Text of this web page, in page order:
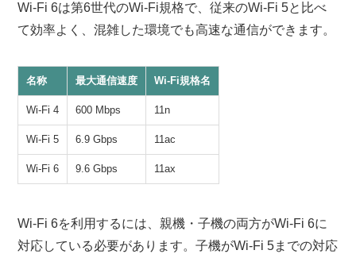
Wi-Fi 6は第6世代のWi-Fi規格で、従来のWi-Fi 5と比べ
て効率よく、混雑した環境でも高速な通信ができます。
名称 最大通信速度 Wi-Fi規格名
Wi-Fi 4 600 Mbps 11n
Wi-Fi 5 6.9 Gbps 11ac
Wi-Fi 6 9.6 Gbps 11ax
Wi-Fi 6を利用するには、親機・子機の両方がWi-Fi 6に
対応している必要があります。子機がWi-Fi 5までの対応